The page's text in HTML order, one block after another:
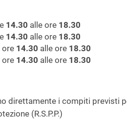
14.30 alle ore 18.30
14.30 alle ore 18.30
ore 14.30 alle ore 18.30
ore 14.30 alle ore 18.30
direttamente i compiti previsti
(R.S.P.P.)